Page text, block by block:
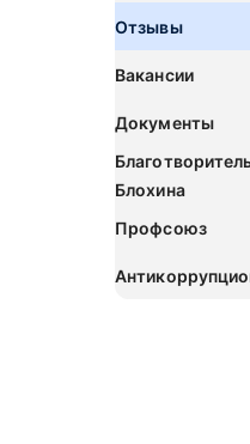
Отзывы
Вакансии
Документы
Блохина
Профсоюз